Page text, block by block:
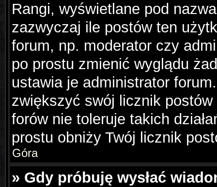
Rangi, wyświetlane pod
zazwyczaj ile postów ten
forum, np. moderator czy
po prostu zmienić wyglądu
ustawia je administrator
zwiększyć swój licznik
forów nie toleruje takich
prostu obniży Twój licznik
Góra
» Gdy próbuję wysłać